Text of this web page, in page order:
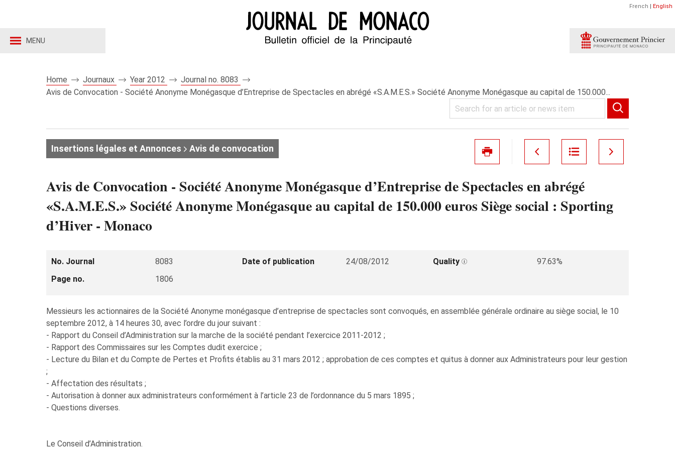
MENU
French | English
Home Journaux Year 2012
Journal no. 8083
Avis de Convocation - Société Anonyme Monégasque d’Entreprise de Spectacles en abrégé «S.A.M.E.S.» Société Anonyme Monégasque au capital de 150.000...
Insertions légales et Annonces Avis de convocation
Avis de Convocation - Société Anonyme Monégasque d’Entreprise de Spectacles en abrégé
«S.A.M.E.S.» Société Anonyme Monégasque au capital de 150.000 euros Siège social : Sporting
d’Hiver - Monaco
No. Journal 8083 Date of publication 24/08/2012 Quality
97.63%
Page no.
1806
Messieurs les actionnaires de la Société Anonyme monégasque d’entreprise de spectacles sont convoqués, en assemblée générale ordinaire au siège social, le 10
septembre 2012, à 14 heures 30, avec l’ordre du jour suivant :
- Rapport du Conseil d’Administration sur la marche de la société pendant l’exercice 2011-2012 ;
- Rapport des Commissaires sur les Comptes dudit exercice ;
- Lecture du Bilan et du Compte de Pertes et Profits établis au 31 mars 2012 ; approbation de ces comptes et quitus à donner aux Administrateurs pour leur gestion
;
- Affectation des résultats ;
- Autorisation à donner aux administrateurs conformément à l’article 23 de l’ordonnance du 5 mars 1895 ;
- Questions diverses.
Le Conseil d’Administration.